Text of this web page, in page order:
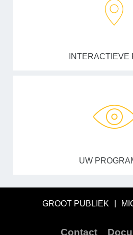
INTERACTIEVE
UW
GROOT PUBLIEK
Contact